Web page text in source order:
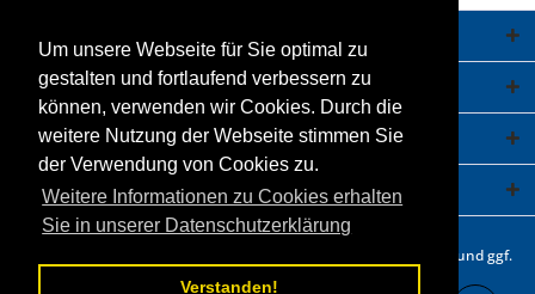
Um unsere Webseite für Sie optimal zu
gestalten und fortlaufend verbessern zu
können, verwenden wir Cookies. Durch die
weitere Nutzung der Webseite stimmen Sie
der Verwendung von Cookies zu.
Weitere Informationen zu Cookies erhalten
Sie in unserer Datenschutzerklärung
Verstanden!
Service Hotline
Shop Service
Informationen
Newsletter
und ggf.
Nachnahmegebühren, wenn nicht anders beschrieben.